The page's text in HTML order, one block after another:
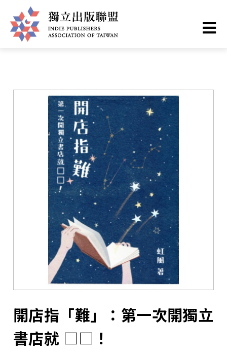
至
主
立
您
裡
首頁 ❯ 書籍一覽
開店指「難」：第一次開獨立
書店就 □□！